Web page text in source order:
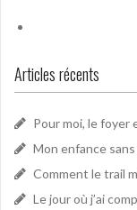
Articles récents
Pour moi, le foyer
Mon enfance
Comment le trail
Le jour où j’ai